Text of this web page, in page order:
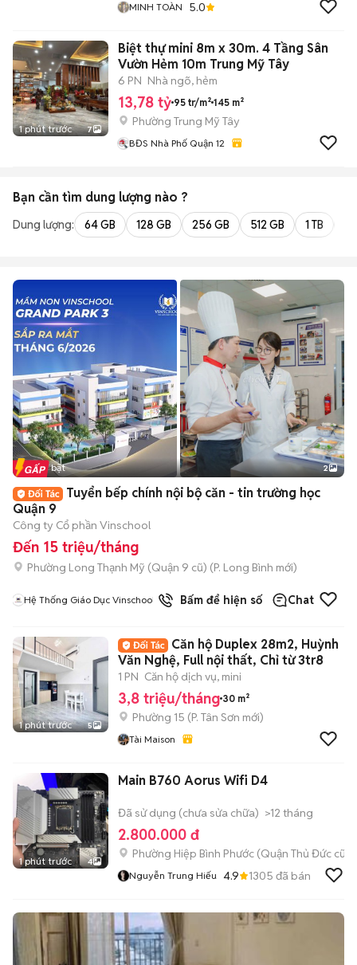
MINH TOÀN 5.0
1 phút trước 7
Biệt thự mini 8m x 30m. 4 Tầng Sân
Vườn Hẻm 10m Trung Mỹ Tây
6 PN Nhà ngõ, hẻm
13,78 tỷ 95 tr/m² 145 m²
Phường Trung Mỹ Tây
BĐS Nhà Phố Quận 12
Bạn cần tìm dung lượng nào ?
Dung lượng: 64 GB 128 GB 256 GB 512 GB 1 TB
Tin nổi bật 2
Tuyển bếp chính nội bộ căn - tin trường học
Quận 9
Công ty Cổ phần Vinschool
Đến 15 triệu/tháng
Phường Long Thạnh Mỹ (Quận 9 cũ) (P. Long Bình mới)
Hệ Thống Giáo Dục Vinschool Bấm để hiện số Chat
1 phút trước 5
Căn hộ Duplex 28m2, Huỳnh
Văn Nghệ, Full nội thất, Chỉ từ 3tr8
1 PN Căn hộ dịch vụ, mini
3,8 triệu/tháng 30 m²
Phường 15 (P. Tân Sơn mới)
Tài Maison
1 phút trước 4
Main B760 Aorus Wifi D4
Đã sử dụng (chưa sửa chữa) >12 tháng
2.800.000 đ
Phường Hiệp Bình Phước (Quận Thủ Đức cũ)
Nguyễn Trung Hiếu 4.9 1305 đã bán